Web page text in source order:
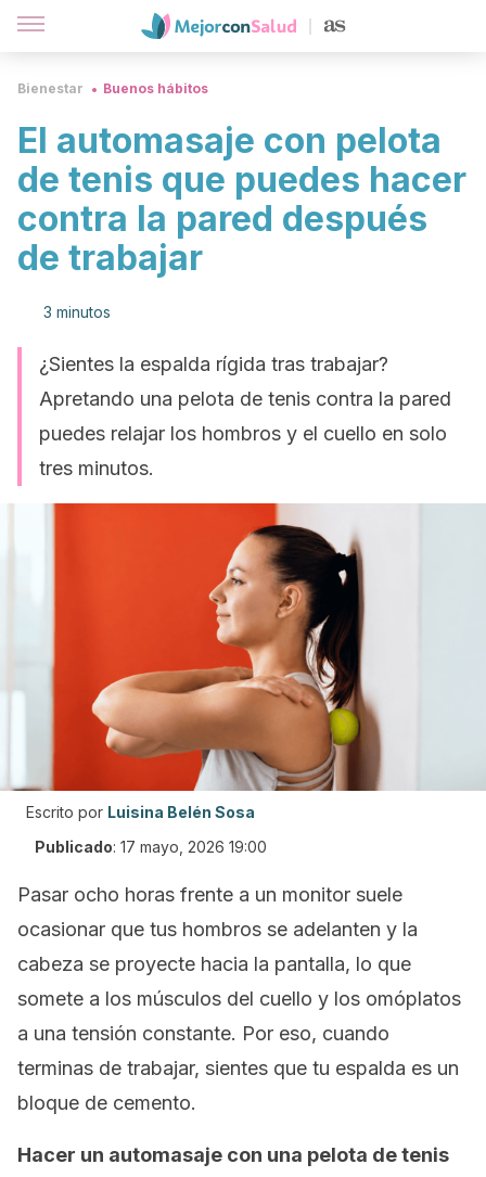
Bienestar Buenos hábitos
El automasaje con pelota
de tenis que puedes hacer
contra la pared después
de trabajar
3 minutos
¿Sientes la espalda rígida tras trabajar?
Apretando una pelota de tenis contra la pared
puedes relajar los hombros y el cuello en solo
tres minutos.
Escrito por Luisina Belén Sosa
Publicado: 17 mayo, 2026 19:00
Pasar ocho horas frente a un monitor suele
ocasionar que tus hombros se adelanten y la
cabeza se proyecte hacia la pantalla, lo que
somete a los músculos del cuello y los omóplatos
a una tensión constante. Por eso, cuando
terminas de trabajar, sientes que tu espalda es un
bloque de cemento.
Hacer un automasaje con una pelota de tenis